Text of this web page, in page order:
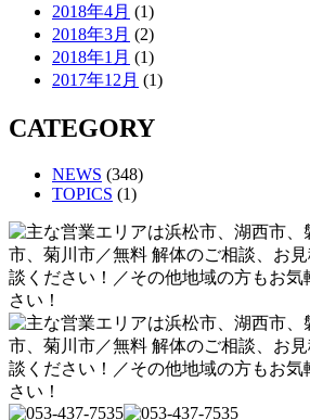
2018年4月 (1)
2018年3月 (2)
2018年1月 (1)
2017年12月 (1)
CATEGORY
NEWS (348)
TOPICS (1)